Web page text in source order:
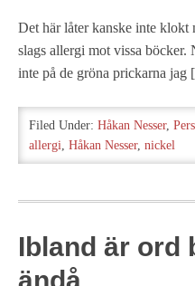
Det här låter kanske inte klokt
slags allergi mot vissa böcker.
inte på de gröna prickarna
Filed Under: Håkan Nesser,
allergi, Håkan Nesser, nickel
Ibland är ord